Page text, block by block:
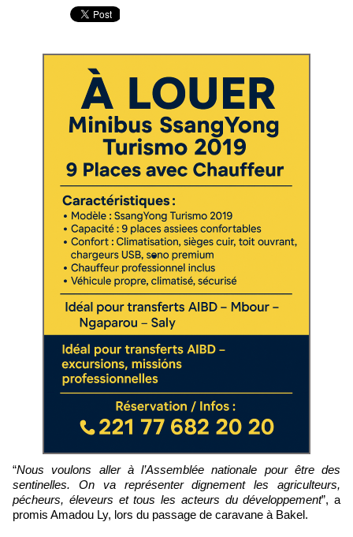
“Nous voulons aller à l’Assemblée nationale pour être des
sentinelles. On va représenter dignement les agriculteurs,
pécheurs, éleveurs et tous les acteurs du développement”, a
promis Amadou Ly, lors du passage de caravane à Bakel.